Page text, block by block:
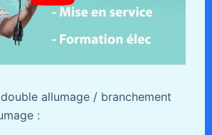
allumage / branchement
: